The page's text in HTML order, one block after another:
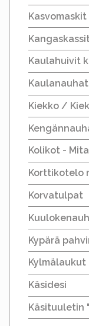
Kaulahuivit
Kaulanauhat
Kiekko /
Kolikot -
Korttikotelo
Korvatulpat
Kypärä
Kylmälaukut
Käsidesi
Käsituuletin